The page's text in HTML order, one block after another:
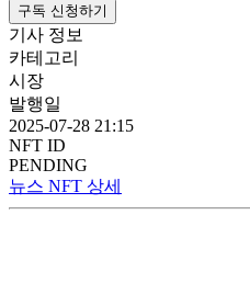
구독 신청하기
기사 정보
카테고리
시장
발행일
2025-07-28 21:15
NFT ID
PENDING
뉴스 NFT 상세